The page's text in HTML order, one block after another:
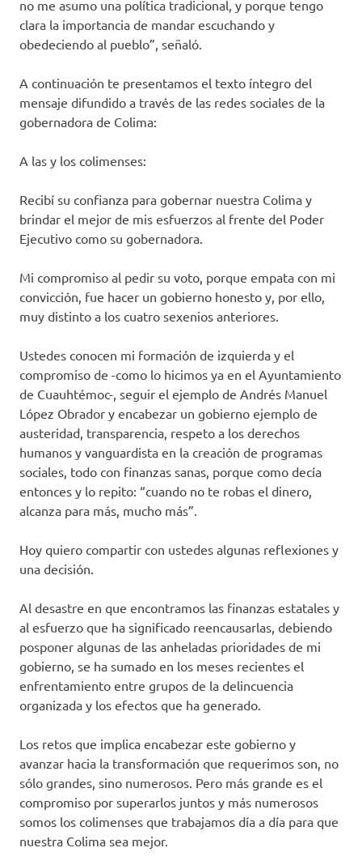
no me asumo una política tradicional, y porque tengo
clara la importancia de mandar escuchando y
obedeciendo al pueblo”, señaló.
A continuación te presentamos el texto íntegro del
mensaje difundido a través de las redes sociales de la
gobernadora de Colima:
A las y los colimenses:
Recibí su confianza para gobernar nuestra Colima y
brindar el mejor de mis esfuerzos al frente del Poder
Ejecutivo como su gobernadora.
Mi compromiso al pedir su voto, porque empata con mi
convicción, fue hacer un gobierno honesto y, por ello,
muy distinto a los cuatro sexenios anteriores.
Ustedes conocen mi formación de izquierda y el
compromiso de -como lo hicimos ya en el Ayuntamiento
de Cuauhtémoc-, seguir el ejemplo de Andrés Manuel
López Obrador y encabezar un gobierno ejemplo de
austeridad, transparencia, respeto a los derechos
humanos y vanguardista en la creación de programas
sociales, todo con finanzas sanas, porque como decía
entonces y lo repito: “cuando no te robas el dinero,
alcanza para más, mucho más”.
Hoy quiero compartir con ustedes algunas reflexiones y
una decisión.
Al desastre en que encontramos las finanzas estatales y
al esfuerzo que ha significado reencausarlas, debiendo
posponer algunas de las anheladas prioridades de mi
gobierno, se ha sumado en los meses recientes el
enfrentamiento entre grupos de la delincuencia
organizada y los efectos que ha generado.
Los retos que implica encabezar este gobierno y
avanzar hacia la transformación que requerimos son, no
sólo grandes, sino numerosos. Pero más grande es el
compromiso por superarlos juntos y más numerosos
somos los colimenses que trabajamos día a día para que
nuestra Colima sea mejor.